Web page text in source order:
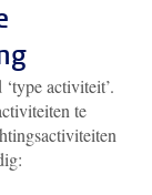
activiteit’.
te